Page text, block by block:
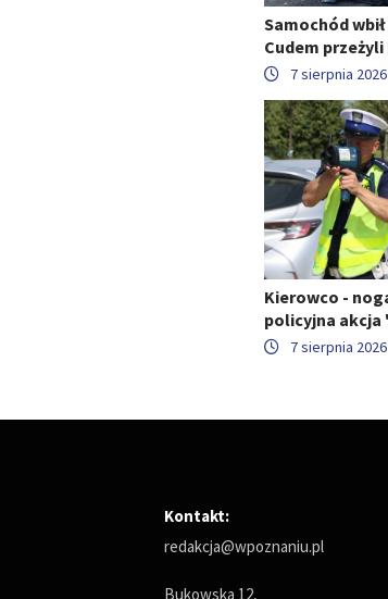
Samochód
Cudem przeżyli
7 sierpnia 2026
Kierowco -
policyjna akcja
7 sierpnia 2026
Kontakt:
redakcja@wpoznaniu.pl
Bukowska 12,